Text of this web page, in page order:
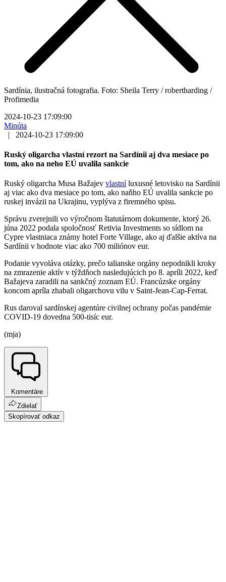
Sardínia, ilustračná fotografia. Foto: Sheila Terry / robertharding /
Profimedia
2024-10-23 17:09:00
Minúta
|
2024-10-23 17:09:00
Ruský oligarcha vlastní rezort na Sardínii aj dva mesiace po
tom, ako na neho EÚ uvalila sankcie
Ruský oligarcha Musa Bažajev vlastníluxusné letovisko na Sardínii
aj viac ako dva mesiace po tom, ako naňho EÚ uvalila sankcie po
ruskej invázii na Ukrajinu, vyplýva z firemného spisu.
Správu zverejnili vo výročnom štatutárnom dokumente, ktorý 26.
júna 2022 podala spoločnosť Retivia Investments so sídlom na
Cypre vlastniaca známy hotel Forte Village, ako aj ďalšie aktíva na
Sardínii v hodnote viac ako 700 miliónov eur.
Podanie vyvoláva otázky, prečo talianske orgány nepodnikli kroky
na zmrazenie aktív v týždňoch nasledujúcich po 8. apríli 2022, keď
Bažajeva zaradili na sankčný zoznam EÚ. Francúzske orgány
koncom apríla zhabali oligarchovu vilu v Saint-Jean-Cap-Ferrat.
Rus daroval sardínskej agentúre civilnej ochrany počas pandémie
COVID-19 dovedna 500-tisíc eur.
(mja)
Komentáre
Zdielať
Skopírovať odkaz